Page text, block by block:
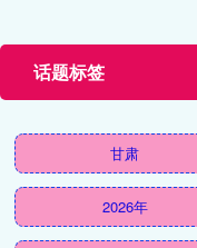
话题标签
甘肃
2026年